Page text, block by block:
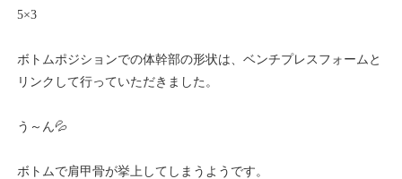
5×3
ボトムポジションでの体幹部の形状は、ベンチプレスフォームと
リンクして行っていただきました。
う～ん💦
ボトムで肩甲骨が挙上してしまうようです。